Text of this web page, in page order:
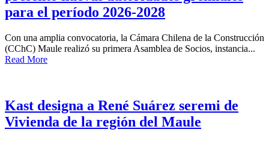
para el período 2026-2028
Con una amplia convocatoria, la Cámara Chilena de la Construcción
(CChC) Maule realizó su primera Asamblea de Socios, instancia...
Read More
Kast designa a René Suárez seremi de
Vivienda de la región del Maule